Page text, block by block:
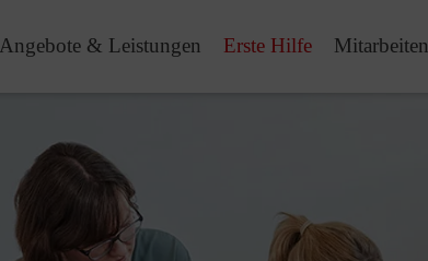
Angebote & Leistungen Erste Hilfe Mitarbeiten